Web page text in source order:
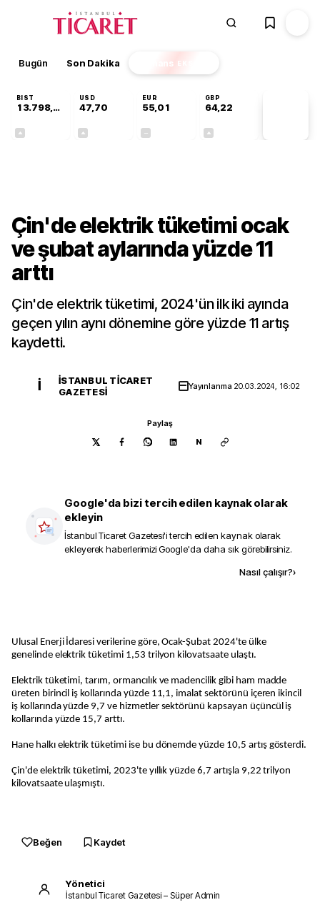
Bugün Son Dakika Finans EKSTRA
BIST
13.798,82
USD
47,70
EUR
55,01
GBP
64,22
Çin'de elektrik tüketimi ocak
ve şubat aylarında yüzde 11
arttı
Çin'de elektrik tüketimi, 2024'ün ilk iki ayında
geçen yılın aynı dönemine göre yüzde 11 artış
kaydetti.
İ
İSTANBUL TICARET
GAZETESI
Yayınlanma 20.03.2024, 16:02
Paylaş
N
Google'da bizi tercih edilen kaynak olarak
ekleyin
İstanbul Ticaret Gazetesi'i tercih edilen kaynak olarak
ekleyerek haberlerimizi Google'da daha sık görebilirsiniz.
Nasıl çalışır?›
Ulusal Enerji İdaresi verilerine göre, Ocak-Şubat 2024'te ülke
genelinde elektrik tüketimi 1,53 trilyon kilovatsaate ulaştı.
Elektrik tüketimi, tarım, ormancılık ve madencilik gibi ham madde
üreten birincil iş kollarında yüzde 11,1, imalat sektörünü içeren ikincil
iş kollarında yüzde 9,7 ve hizmetler sektörünü kapsayan üçüncül iş
kollarında yüzde 15,7 arttı.
Hane halkı elektrik tüketimi ise bu dönemde yüzde 10,5 artış gösterdi.
Çin'de elektrik tüketimi, 2023'te yıllık yüzde 6,7 artışla 9,22 trilyon
kilovatsaate ulaşmıştı.
Beğen Kaydet
Yönetici
İstanbul Ticaret Gazetesi – Süper Admin